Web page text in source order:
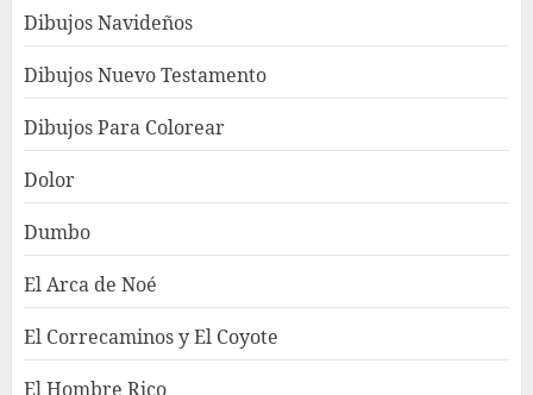
Dibujos Navideños
Dibujos Nuevo Testamento
Dibujos Para Colorear
Dolor
Dumbo
El Arca de Noé
El Correcaminos y El Coyote
El Hombre Rico